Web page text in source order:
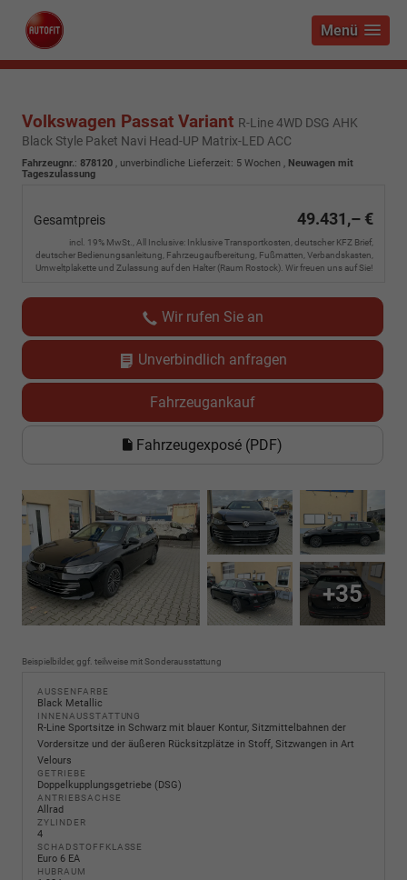
Menü
Volkswagen Passat Variant R-Line 4WD DSG AHK
Black Style Paket Navi Head-UP Matrix-LED ACC
Fahrzeugnr.: 878120 , unverbindliche Lieferzeit: 5 Wochen , Neuwagen mit
Tageszulassung
Gesamtpreis 49.431,– €
incl. 19% MwSt., All Inclusive: Inklusive Transportkosten, deutscher KFZ Brief,
deutscher Bedienungsanleitung, Fahrzeugaufbereitung, Fußmatten, Verbandskasten,
Umweltplakette und Zulassung auf den Halter (Raum Rostock). Wir freuen uns auf Sie!
Wir rufen Sie an
Unverbindlich anfragen
Fahrzeugankauf
Fahrzeugexposé (PDF)
+35
Beispielbilder, ggf. teilweise mit Sonderausstattung
AUSSENFARBE
Black Metallic
INNENAUSSTATTUNG
R-Line Sportsitze in Schwarz mit blauer Kontur, Sitzmittelbahnen der
Vordersitze und der äußeren Rücksitzplätze in Stoff, Sitzwangen in Art
Velours
GETRIEBE
Doppelkupplungsgetriebe (DSG)
ANTRIEBSACHSE
Allrad
ZYLINDER
4
SCHADSTOFFKLASSE
Euro 6 EA
HUBRAUM